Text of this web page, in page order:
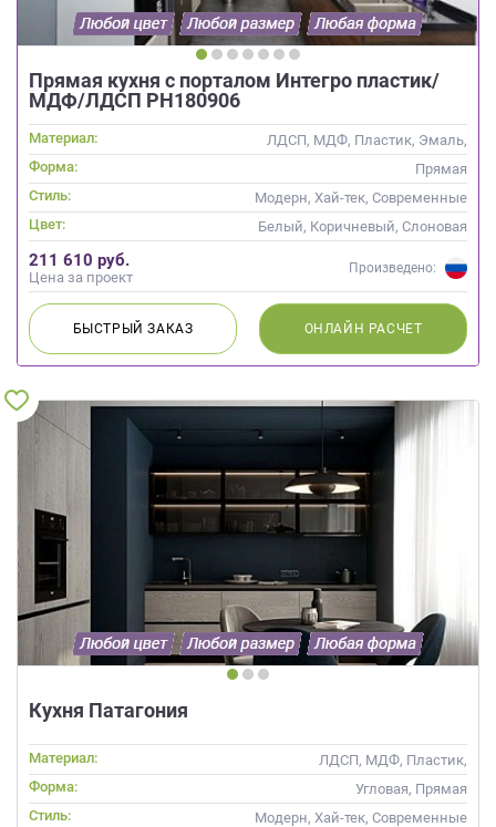
Прямая кухня с порталом Интегро пластик/
МДФ/ЛДСП РН180906
Материал:
ЛДСП, МДФ, Пластик, Эмаль,
Интегрированная ручка
Форма:
Прямая
Стиль:
Модерн, Хай-тек, Современные
Цвет:
Белый, Коричневый, Слоновая
кость
211 610 руб.
Цена за проект
Произведено:
БЫСТРЫЙЗАКАЗ ОНЛАЙН РАСЧЕТ
Кухня Патагония
Материал:
ЛДСП, МДФ, Пластик,
Матовые, Стекло
Форма:
Угловая, Прямая
Стиль:
Модерн, Хай-тек, Современные